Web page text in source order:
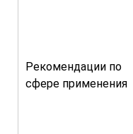
Рекомендации по
сфере применения